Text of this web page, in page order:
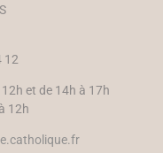
12
et de 14h à 17h
12h